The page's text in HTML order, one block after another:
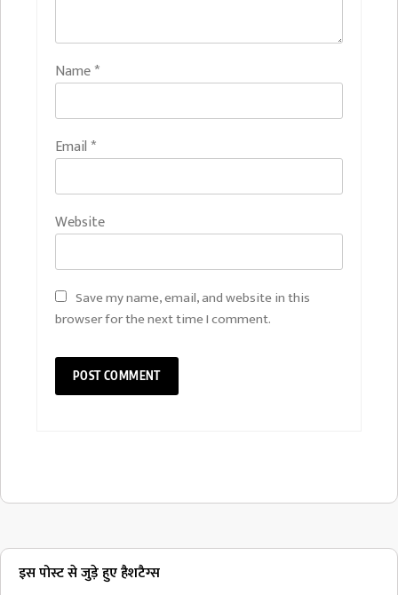
Name*
Email *
Website
Save my name, email, and website in this
browser for the next time I comment.
इस पोस्ट से जुड़े हुए हैशटैग्स